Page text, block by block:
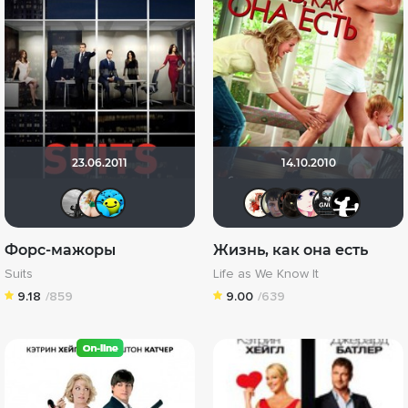
23.06.2011
DarkAngel
Форс-мажоры
Suits
9.18 /859
14.10.2010
Askhab
Жизнь, как она есть
Life as We Know It
9.00 /639